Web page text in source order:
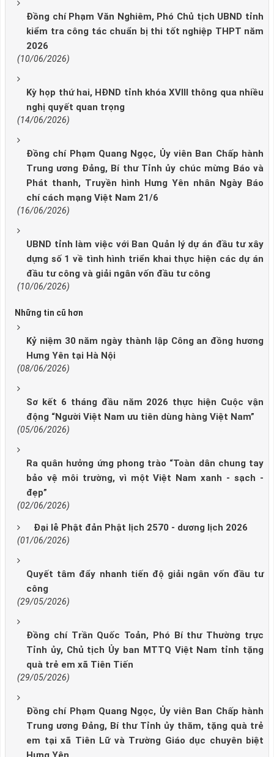
Đồng chí Phạm Văn Nghiêm, Phó Chủ tịch UBND tỉnh
kiểm tra công tác chuẩn bị thi tốt nghiệp THPT năm
2026
(10/06/2026)
Kỳ họp thứ hai, HĐND tỉnh khóa XVIII thông qua nhiều
nghị quyết quan trọng
(14/06/2026)
Đồng chí Phạm Quang Ngọc, Ủy viên Ban Chấp hành
Trung ương Đảng, Bí thư Tỉnh ủy chúc mừng Báo và
Phát thanh, Truyền hình Hưng Yên nhân Ngày Báo
chí cách mạng Việt Nam 21/6
(16/06/2026)
UBND tỉnh làm việc với Ban Quản lý dự án đầu tư xây
dựng số 1 về tình hình triển khai thực hiện các dự án
đầu tư công và giải ngân vốn đầu tư công
(10/06/2026)
Những tin cũ hơn
Kỷ niệm 30 năm ngày thành lập Công an đồng hương
Hưng Yên tại Hà Nội
(08/06/2026)
Sơ kết 6 tháng đầu năm 2026 thực hiện Cuộc vận
động “Người Việt Nam ưu tiên dùng hàng Việt Nam”
(05/06/2026)
Ra quân hưởng ứng phong trào “Toàn dân chung tay
bảo vệ môi trường, vì một Việt Nam xanh - sạch -
đẹp”
(02/06/2026)
Đại lễ Phật đản Phật lịch 2570 - dương lịch 2026
(01/06/2026)
Quyết tâm đẩy nhanh tiến độ giải ngân vốn đầu tư
công
(29/05/2026)
Đồng chí Trần Quốc Toản, Phó Bí thư Thường trực
Tỉnh ủy, Chủ tịch Ủy ban MTTQ Việt Nam tỉnh tặng
quà trẻ em xã Tiên Tiến
(29/05/2026)
Đồng chí Phạm Quang Ngọc, Ủy viên Ban Chấp hành
Trung ương Đảng, Bí thư Tỉnh ủy thăm, tặng quà trẻ
em tại xã Tiên Lữ và Trường Giáo dục chuyên biệt